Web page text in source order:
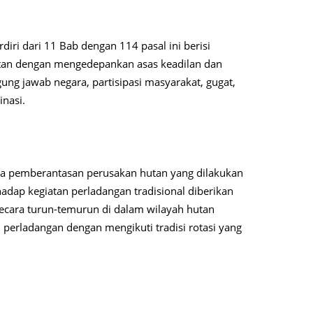
dari 11 Bab dengan 114 pasal ini berisi
dengan mengedepankan asas keadilan dan
jawab negara, partisipasi masyarakat, gugat,
perusakan hutan yang dilakukan
kegiatan perladangan tradisional diberikan
turun-temurun di dalam wilayah hutan
dengan mengikuti tradisi rotasi yang